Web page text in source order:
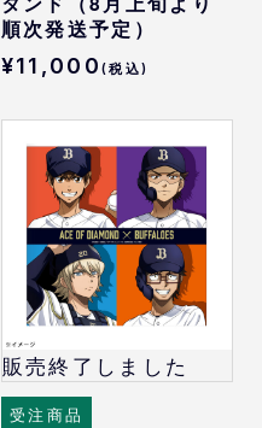
順次発送予定）
¥11,000(税込)
販売終了しました
受注商品